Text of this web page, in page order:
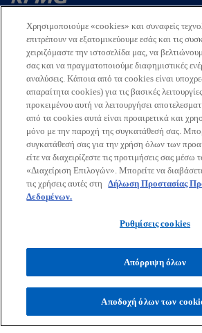
a
n
e
w
t
a
b
Επικοινωνία
Εταιρεία
Τελευταία Νέα
o
p
e
n
n
a
n
e
w
t
o
p
e
n
n
a
n
e
w
t
o
p
e
n
n
a
e
w
t
Όροι χρήσηςΠροστασία Προσωπικών
ΓλωσσάριοΒοήθειαΠολιτική
Πολιτική ασφάλειας πληροφοριών,
συνέχειας
© 2026 KPMG Ορκωτοί Ελεγκτές Α.Ε.,
ιδιωτική Αγγλική εταιρεία περιορισμένης
εισφορές. Με την επιφύλαξη κάθε
Για περισσότερες πληροφορίες σχετικά με
οργανισμού της KPMG παρακαλώ
σελίδαhttps://kpmg.com/governanceo
.
Χρησιμοποιούμε «cookies» και συναφείς
επιτρέπουν να εξατομικεύουμε εσάς και τις
χειριζόμαστε την ιστοσελίδα μας, να
σας και να πραγματοποιούμε διαφημιστικές
αναλύσεις. Κάποια από τα cookies είναι
απαραίτητα cookies) για τις βασικές
προκειμένου αυτή να λειτουργήσει
από τα cookies αυτά είναι προαιρετικά και
μόνο με την παροχή της συγκατάθεσή σας.
συγκατάθεσή σας για την χρήση όλων των
είτε να διαχειρίζεστε τις προτιμήσεις σας μέσω
«Διαχείριση Επιλογών». Μπορείτε να
τις χρήσεις αυτές στη
Δήλωση Προστασίας
Δεδομένων.
Ρυθμίσεις cookies
Απόρριψη όλων
Αποδοχή όλων των